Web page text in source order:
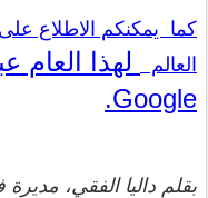
كما يمكنكم الاطلاع
العالم
لهذا العام
Google.